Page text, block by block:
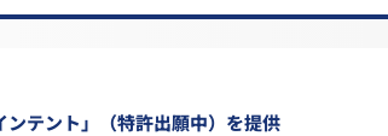
テント」（特許出願中）を提供